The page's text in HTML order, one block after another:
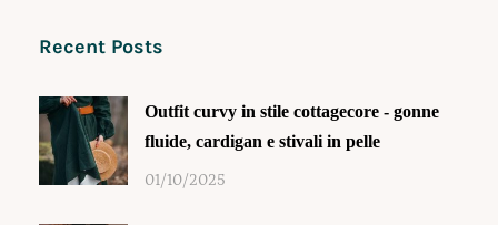
Recent Posts
Outfit curvy in stile cottagecore - gonne
fluide, cardigan e stivali in pelle
01/10/2025